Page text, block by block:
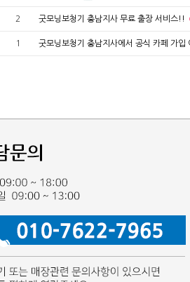
2 굿모닝보청기 충남지사 무료 출장 서비스!!
1 굿모닝보청기 충남지사에서 공식 카페 가입